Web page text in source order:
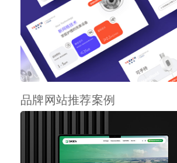
品牌网站推荐案例